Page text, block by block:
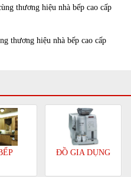
thương hiệu nhà bếp cao cấp
thương hiệu nhà bếp cao cấp
ĐỒ GIA DỤNG